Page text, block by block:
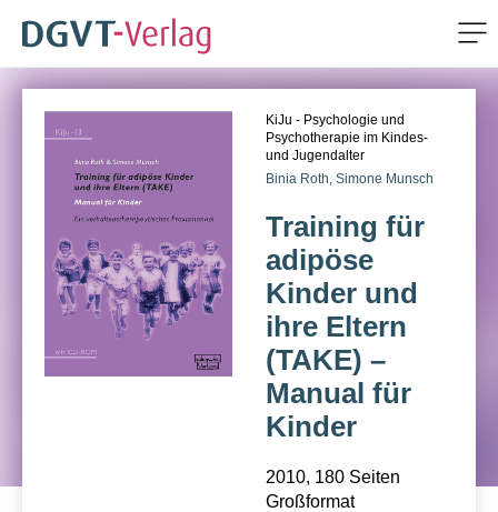
ZUR SUCHE SPRINGEN
KiJu - Psychologie und
Psychotherapie im Kindes-
und Jugendalter
Binia Roth, Simone Munsch
Training für
adipöse
Kinder und
ihre Eltern
(TAKE) –
Manual für
Kinder
2010, 180 Seiten
Großformat